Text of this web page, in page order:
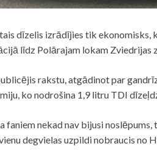
dīzelis izrādījies tik ekonomisks,
līdz Polārajam lokam Zviedrijas
rakstu, atgādinot par
ko nodrošina 1,9 litru TDI
faniem nekad nav bijusi
degvielas uzpildi nobraucis no